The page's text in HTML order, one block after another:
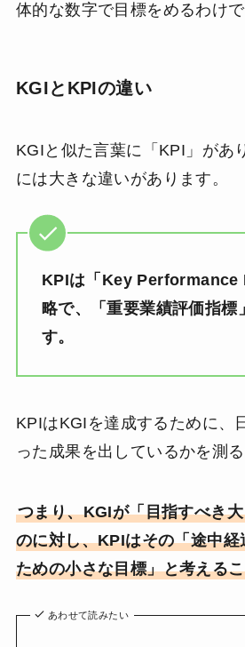
体的な数字で目標をめるわけで
KGIとKPIの違い
KGIと似た言葉に「KPI」があ
には大きな違いがあります。
KPIは「Key
略で、「重要業績評価指標
す。
KPIはKGIを達成するために、
った成果を出しているかを測
つまり、KGIが「目指すべき
のに対し、KPIはその「途中経
ための小さな目標」と考える
あわせて読みたい